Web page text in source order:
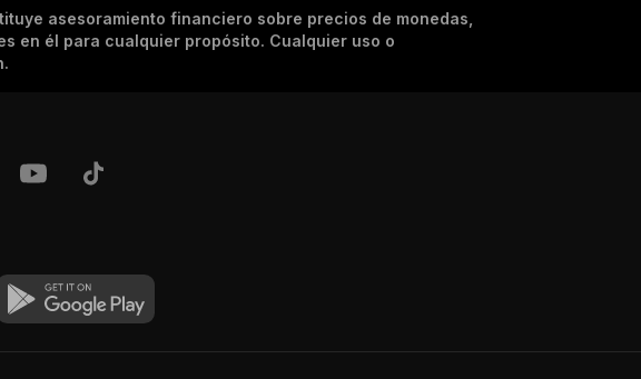
asesoramiento financiero sobre precios de monedas,
en él para cualquier propósito. Cualquier uso o